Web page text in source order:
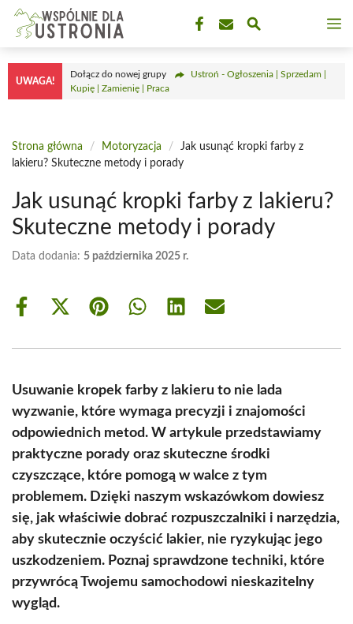
Przejdź
treści
UWAGA!
Dołącz do nowej grupy
Ustroń - Ogłoszenia | Sprzedam |
Kupię | Zamienię | Praca
Strona główna / Motoryzacja /
Jak usunąć kropki farby z
lakieru? Skuteczne metody i porady
Jak usunąć kropki farby z lakieru?
Skuteczne metody i porady
Data dodania: 5 października 2025 r.
Share
Share
(Twitter)
Share Share Share Share
Usuwanie kropek farby z lakieru to nie lada
wyzwanie, które wymaga precyzji i znajomości
odpowiednich metod. W artykule przedstawiamy
praktyczne porady oraz skuteczne środki
czyszczące, które pomogą w walce z tym
problemem. Dzięki naszym wskazówkom dowiesz
się, jak właściwie dobrać rozpuszczalniki i narzędzia,
aby skutecznie oczyścić lakier, nie ryzykując jego
uszkodzeniem. Poznaj sprawdzone techniki, które
przywrócą Twojemu samochodowi nieskazitelny
wygląd.